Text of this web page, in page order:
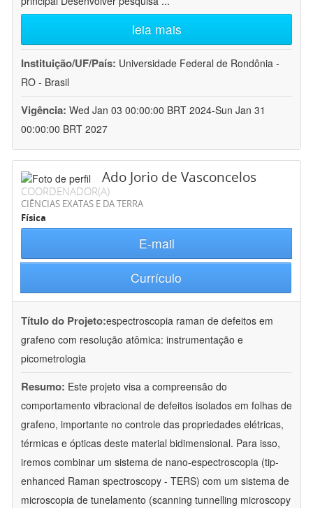
leia mais
Instituição/UF/País: Universidade Federal de Rondônia -
RO - Brasil
Vigência: Wed Jan 03 00:00:00 BRT 2024-Sun Jan 31
00:00:00 BRT 2027
Ado Jorio de Vasconcelos
COORDENADOR(A)
CIÊNCIAS EXATAS E DA TERRA
Física
E-mail
Currículo
Título do Projeto:espectroscopia raman de defeitos em
grafeno com resolução atômica: instrumentação e
picometrologia
Resumo: Este projeto visa a compreensão do
comportamento vibracional de defeitos isolados em folhas de
grafeno, importante no controle das propriedades elétricas,
térmicas e ópticas deste material bidimensional. Para isso,
iremos combinar um sistema de nano-espectroscopia (tip-
enhanced Raman spectroscopy - TERS) com um sistema de
microscopia de tunelamento (scanning tunnelling microscopy